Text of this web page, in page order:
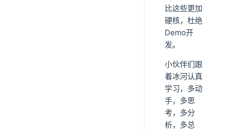
比这些更加
硬核，杜绝
Demo开
发。
小伙伴们跟
着冰河认真
学习，多动
手，多思
考，多分
析，多总